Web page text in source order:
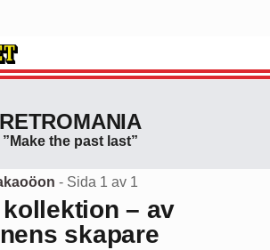
RETROMANIA
”Make the past last”
- Sida 1 av 1
– av
skapare